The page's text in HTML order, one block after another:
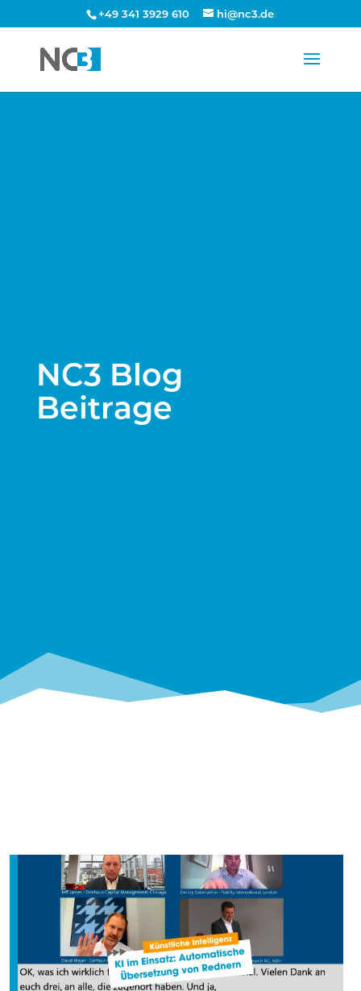
+49 341 3929 610 hi@nc3.de
NC3 Blog
Beitrage